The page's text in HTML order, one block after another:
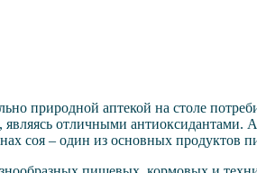
природной аптекой на столе
отличными
соя – один из основных продуктов